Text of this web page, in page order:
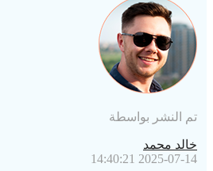
تم النشر بواسطة
خالد محمد
2025-07-14 14:40:21